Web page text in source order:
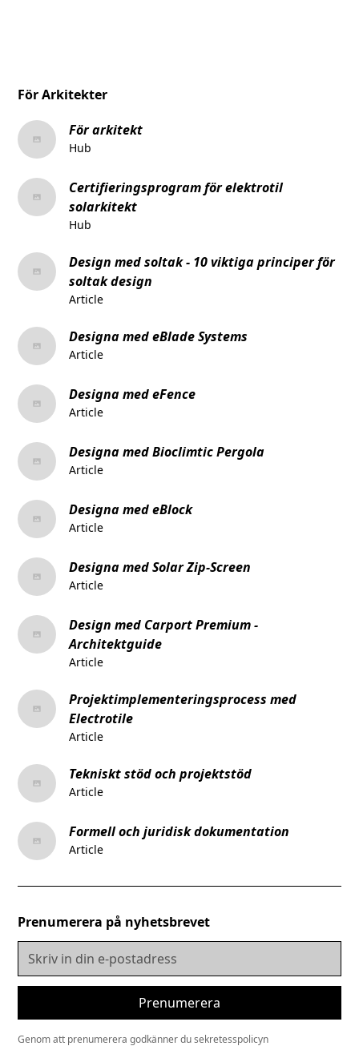
För Arkitekter
För arkitekt
Hub
Certifieringsprogram för elektrotil
solarkitekt
Hub
Design med soltak - 10 viktiga principer för
soltak design
Article
Designa med eBlade Systems
Article
Designa med eFence
Article
Designa med Bioclimtic Pergola
Article
Designa med eBlock
Article
Designa med Solar Zip-Screen
Article
Design med Carport Premium -
Architektguide
Article
Projektimplementeringsprocess med
Electrotile
Article
Tekniskt stöd och projektstöd
Article
Formell och juridisk dokumentation
Article
Prenumerera på nyhetsbrevet
Genom att prenumerera godkänner du sekretesspolicyn